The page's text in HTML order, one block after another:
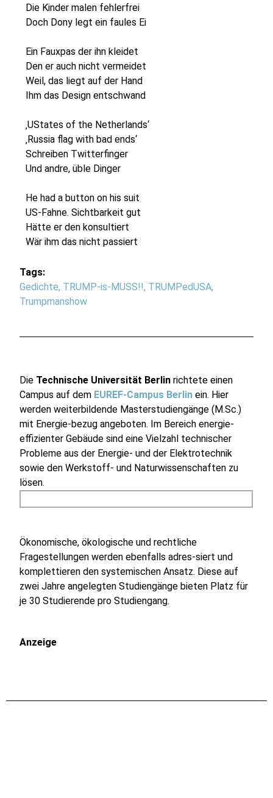
Die Kinder malen fehlerfrei
Doch Dony legt ein faules Ei
Ein Fauxpas der ihn kleidet
Den er auch nicht vermeidet
Weil, das liegt auf der Hand
Ihm das Design entschwand
‚UStates of the Netherlands‘
‚Russia flag with bad ends‘
Schreiben Twitterfinger
Und andre, üble Dinger
He had a button on his suit
US-Fahne. Sichtbarkeit gut
Hätte er den konsultiert
Wär ihm das nicht passiert
Tags:
Gedichte, TRUMP-is-MUSS!!, TRUMPedUSA,
Trumpmanshow
Die Technische Universität Berlin richtete einen
Campus auf dem EUREF-Campus Berlin ein. Hier
werden weiterbildende Masterstudiengänge (M.Sc.)
mit Energie-bezug angeboten. Im Bereich energie-
effizienter Gebäude sind eine Vielzahl technischer
Probleme aus der Energie- und der Elektrotechnik
sowie den Werkstoff- und Naturwissenschaften zu
lösen.
Ökonomische, ökologische und rechtliche
Fragestellungen werden ebenfalls adres-siert und
komplettieren den systemischen Ansatz. Diese auf
zwei Jahre angelegten Studiengänge bieten Platz für
je 30 Studierende pro Studiengang.
Anzeige